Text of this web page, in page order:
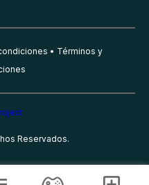
Términos y
Reservados.